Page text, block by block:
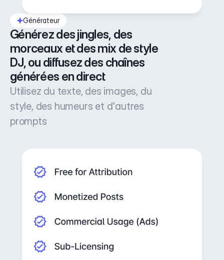
Générateur
Générez des jingles, des
morceaux et des mix de style
DJ, ou diffusez des chaînes
générées en direct
Utilisez du texte, des images, du
style, des humeurs et d'autres
prompts